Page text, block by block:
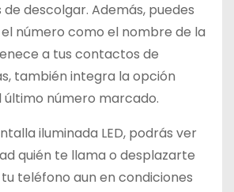
descolgar. Además, puedes
número como el nombre de la
a tus contactos de
también integra la opción
número marcado.
iluminada LED, podrás ver
quién te llama o desplazarte
teléfono aun en condiciones